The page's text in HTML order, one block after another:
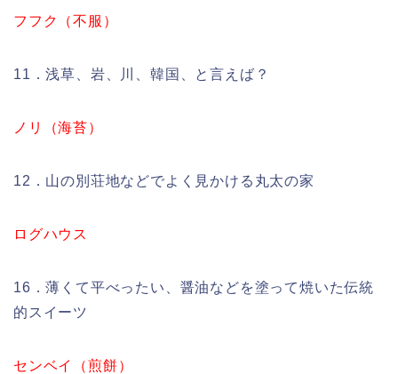
フフク（不服）
11．浅草、岩、川、韓国、と言えば？
ノリ（海苔）
12．山の別荘地などでよく見かける丸太の家
ログハウス
16．薄くて平べったい、醤油などを塗って焼いた伝統
的スイーツ
センベイ（煎餅）